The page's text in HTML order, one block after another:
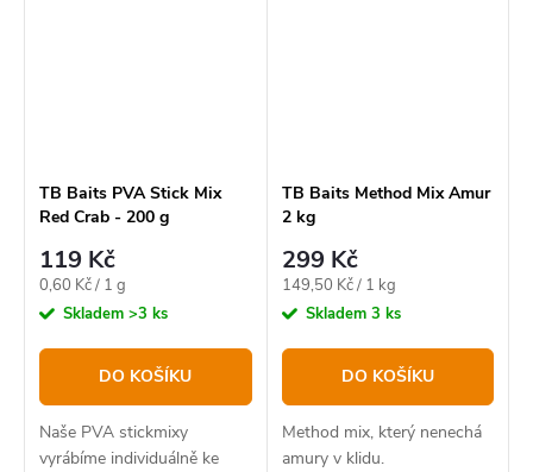
TB Baits PVA Stick Mix
Red Crab - 200 g
119 Kč
Měrná
cena:
0,60 Kč / 1 g
Skladem >3 ks
DO KOŠÍKU
Naše PVA stickmixy
vyrábíme individuálně ke
TB Baits Method Mix Amur
2 kg
299 Kč
Měrná
cena:
149,50 Kč / 1 kg
Skladem 3 ks
DO KOŠÍKU
Method mix, který nenechá
amury v klidu.